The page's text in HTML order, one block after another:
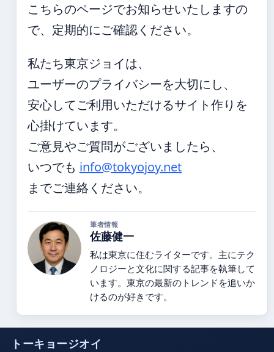
こちらのページでお知らせいたしますの
で、定期的にご確認ください。
私たち東京ジョイは、
ユーザーのプライバシーを大切にし、
安心してご利用いただけるサイト作りを
心掛けています。
ご意見やご質問がございましたら、
いつでも info@tokyojoy.net
までご連絡ください。
筆者情報
佐藤健一
私は東京に住むライターです。主にテク
ノロジーと文化に関する記事を執筆して
います。東京の最新のトレンドを追いか
けるのが好きです。
トーキョージオイ